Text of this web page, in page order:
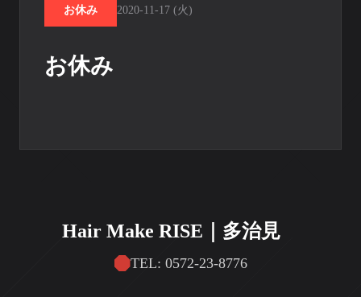
お休み 2020-11-17 (火)
お休み
Hair Make RISE｜多治見
TEL: 0572-23-8776